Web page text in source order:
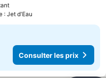
: Jet d'Eau
Consulter les prix